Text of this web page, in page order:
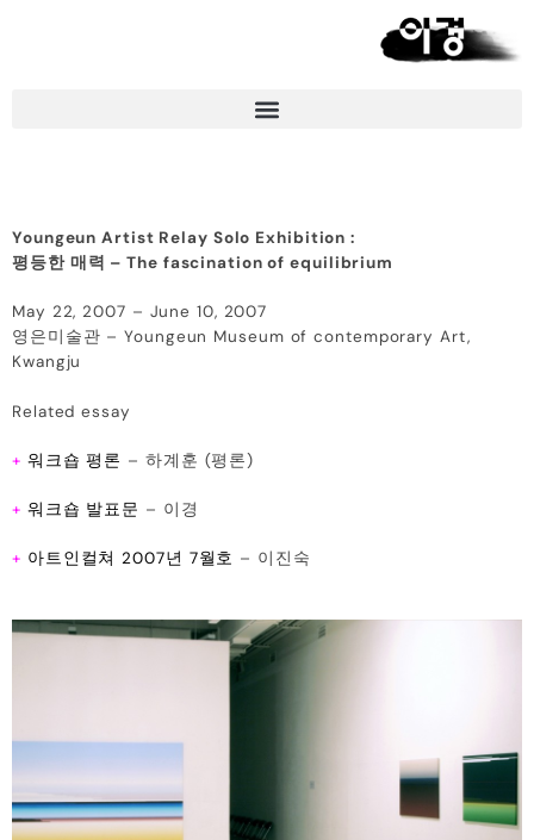
Youngeun Artist Relay Solo Exhibition :
평등한 매력 – The fascination of equilibrium
May 22, 2007 – June 10, 2007
영은미술관 – Youngeun Museum of contemporary Art,
Kwangju
Related essay
+ 워크숍 평론 – 하계훈 (평론)
+ 워크숍 발표문 – 이경
+ 아트인컬쳐 2007년 7월호 – 이진숙